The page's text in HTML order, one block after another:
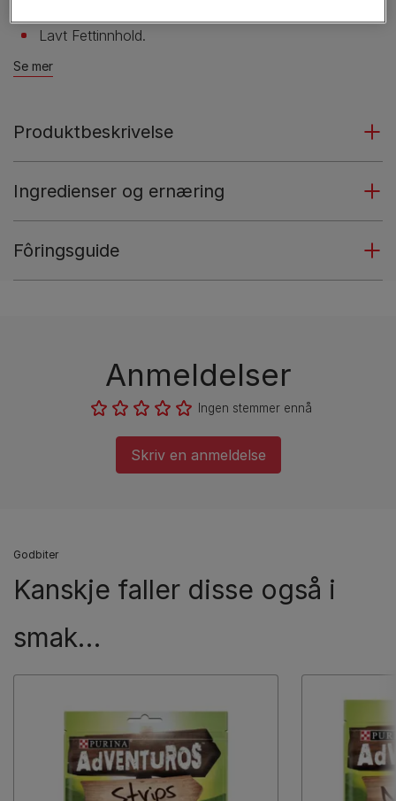
Lavt Fettinnhold.
Se mer
Produktbeskrivelse
Ingredienser og ernæring
Fôringsguide
Anmeldelser
Ingen stemmer ennå
Skriv en anmeldelse
Godbiter
Kanskje faller disse også i
smak…